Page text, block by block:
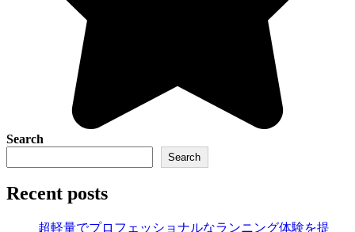
Search
Search
Recent posts
超軽量でプロフェッショナルなランニング体験を提